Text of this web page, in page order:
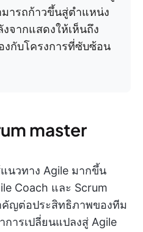
ารถก้าวขึ้นสู่ตำแหน่ง
จากแสดงให้เห็นถึง
งกับโครงการที่ซับซ้อน
master
นวทาง Agile มากขึ้น
Coach และ Scrum
คัญต่อประสิทธิภาพของทีม
ารเปลี่ยนแปลงสู่ Agile